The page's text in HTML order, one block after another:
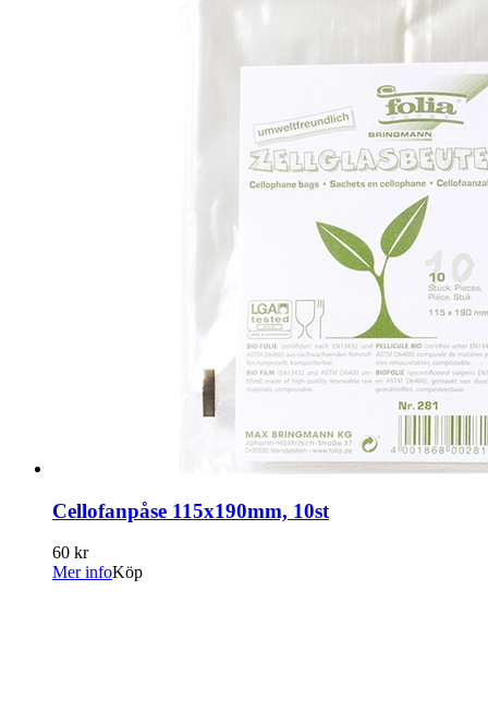
Cellofanpåse 115x190mm, 10st
60 kr
Mer infoKöp